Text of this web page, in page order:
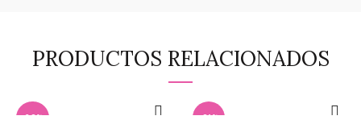
PRODUCTOS RELACIONADOS
-23% -31%